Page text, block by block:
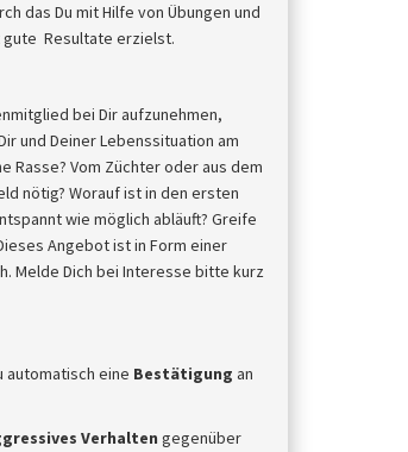
das Du mit Hilfe von Übungen und
gute Resultate erzielst.
bei Dir aufzunehmen,
und Deiner Lebenssituation am
Rasse? Vom Züchter oder aus dem
nötig? Worauf ist in den ersten
wie möglich abläuft? Greife
Angebot ist in Form einer
Melde Dich bei Interesse bitte kurz
automatisch eine Bestätigung an
Verhalten gegenüber